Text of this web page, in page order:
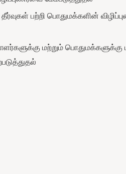
பற்றி பொதுமக்களின்
மற்றும்